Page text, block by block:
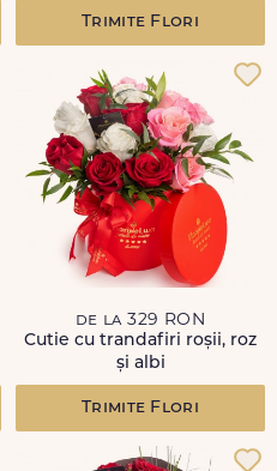
Trimite Flori
de la 329 RON
Cutie cu trandafiri roșii, roz
și albi
Trimite Flori